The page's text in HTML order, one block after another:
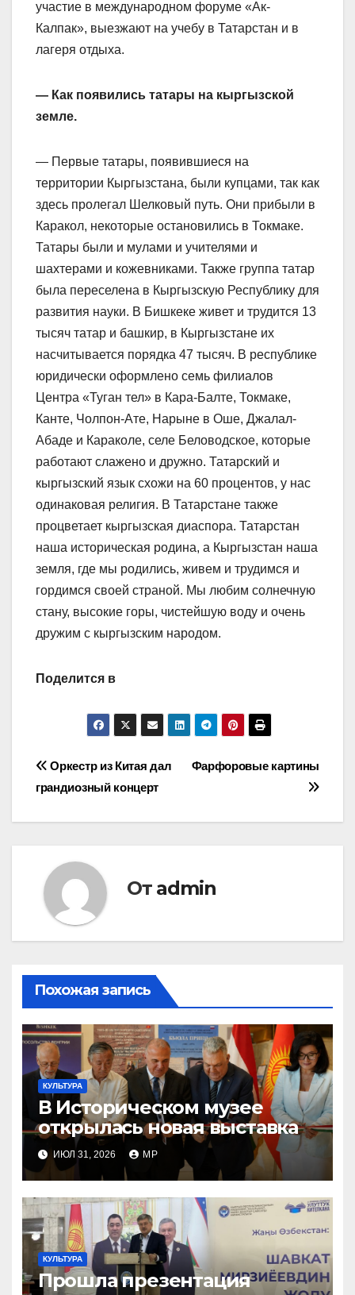
участие в международном форуме «Ак-
Калпак», выезжают на учебу в Татарстан и в
лагеря отдыха.
— Как появились татары на кыргызской
земле.
— Первые татары, появившиеся на
территории Кыргызстана, были купцами, так как
здесь пролегал Шелковый путь. Они прибыли в
Каракол, некоторые остановились в Токмаке.
Татары были и мулами и учителями и
шахтерами и кожевниками. Также группа татар
была переселена в Кыргызскую Республику для
развития науки. В Бишкеке живет и трудится 13
тысяч татар и башкир, в Кыргызстане их
насчитывается порядка 47 тысяч. В республике
юридически оформлено семь филиалов
Центра «Туган тел» в Кара-Балте, Токмаке,
Канте, Чолпон-Ате, Нарыне в Оше, Джалал-
Абаде и Караколе, селе Беловодское, которые
работают слажено и дружно. Татарский и
кыргызский язык схожи на 60 процентов, у нас
одинаковая религия. В Татарстане также
процветает кыргызская диаспора. Татарстан
наша историческая родина, а Кыргызстан наша
земля, где мы родились, живем и трудимся и
гордимся своей страной. Мы любим солнечную
стану, высокие горы, чистейшую воду и очень
дружим с кыргызским народом.
Поделится в
Навигация
по
Фарфоровые картины
Оркестр из Китая дал
грандиозный концерт
От admin
Похожая запись
КУЛЬТУРА
В Историческом музее
открылась новая выставка
ИЮЛ 31, 2026 MP
КУЛЬТУРА
Прошла презентация